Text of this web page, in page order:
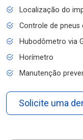
Localização do
Controle de
Hubodômetro via
Horímetro
Manutenção
Solicite uma